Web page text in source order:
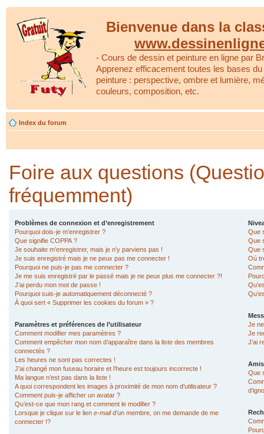
Bienvenue dans la
- Cours de dessin et peinture en ligne par
Apprenez efficacement toutes les bases
peinture : perspective, ombre et lumière,
couleurs, composition, etc.
Index du forum
Foire aux questions
fréquemment)
Problèmes de connexion et d’enregistrement
Pourquoi dois-je m’enregistrer ?
Que signifie COPPA ?
Je souhaite m’enregistrer, mais je n’y parviens pas !
Je suis enregistré mais je ne peux pas me connecter !
Pourquoi ne puis-je pas me connecter ?
Je me suis enregistré par le passé mais je ne peux plus me connecter ?!
J’ai perdu mon mot de passe !
Pourquoi suis-je automatiquement déconnecté ?
À quoi sert « Supprimer les cookies du forum » ?
Paramètres et préférences de l’utilisateur
Comment modifier mes paramètres ?
Comment empêcher mon nom d’apparaître dans la liste des membres
connectés ?
Les heures ne sont pas correctes !
J’ai changé mon fuseau horaire et l’heure est toujours incorrecte !
Ma langue n’est pas dans la liste !
A quoi correspondent les images à proximité de mon nom d’utilisateur ?
Comment puis-je afficher un avatar ?
Qu’est-ce que mon rang et comment le modifier ?
Lorsque je clique sur le lien e-maild’un membre, on me demande de me
connecter !?
Que
Que
Que
Où
Je
Je
J’ai
Que